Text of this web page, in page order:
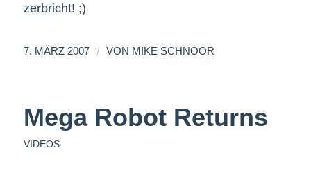
zerbricht! ;)
7. MÄRZ 2007 / VON MIKE SCHNOOR
Mega Robot Returns
VIDEOS